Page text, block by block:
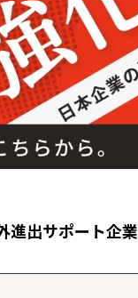
進出サポート企業